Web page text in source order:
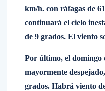
km/h. con ráfagas de
continuará el cielo
de 9 grados. El viento
Por último, el domingo
mayormente
grados. Habrá viento